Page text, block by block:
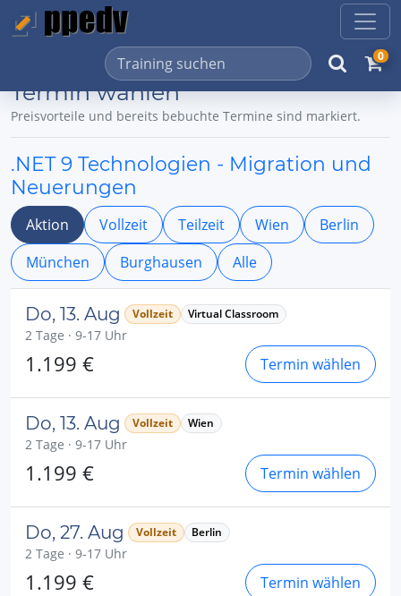
0
Termin wählen
Preisvorteile und bereits bebuchte Termine sind markiert.
.NET 9 Technologien - Migration und
Neuerungen
Aktion Vollzeit Teilzeit Wien
Berlin
München
Burghausen Alle
Do, 13. Aug Vollzeit Virtual Classroom
2 Tage · 9-17 Uhr
1.199 € Termin wählen
Do, 13. Aug Vollzeit Wien
2 Tage · 9-17 Uhr
1.199 € Termin wählen
Do, 27. Aug Vollzeit Berlin
2 Tage · 9-17 Uhr
1.199 € Termin wählen